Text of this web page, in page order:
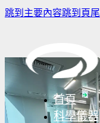
跳到主要內容跳到頁尾
首頁
科學儀器